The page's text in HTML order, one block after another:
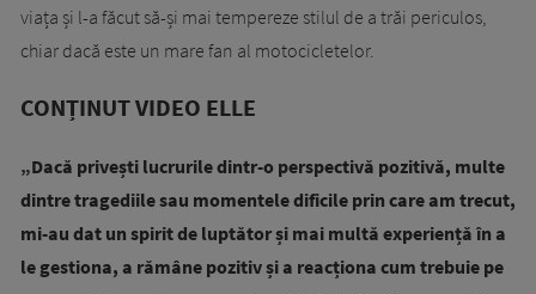
viața și l-a făcut să-și mai tempereze stilul de a trăi periculos,
chiar dacă este un mare fan al motocicletelor.
CONȚINUT VIDEO ELLE
„Dacă privești lucrurile dintr-o perspectivă pozitivă, multe
dintre tragediile sau momentele dificile prin care am trecut,
mi-au dat un spirit de luptător și mai multă experiență în a
le gestiona, a rămâne pozitiv și a reacționa cum trebuie pe